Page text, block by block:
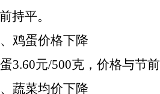
持平。
鸡蛋价格下降
3.60元/500克，价格与节
蔬菜均价下降